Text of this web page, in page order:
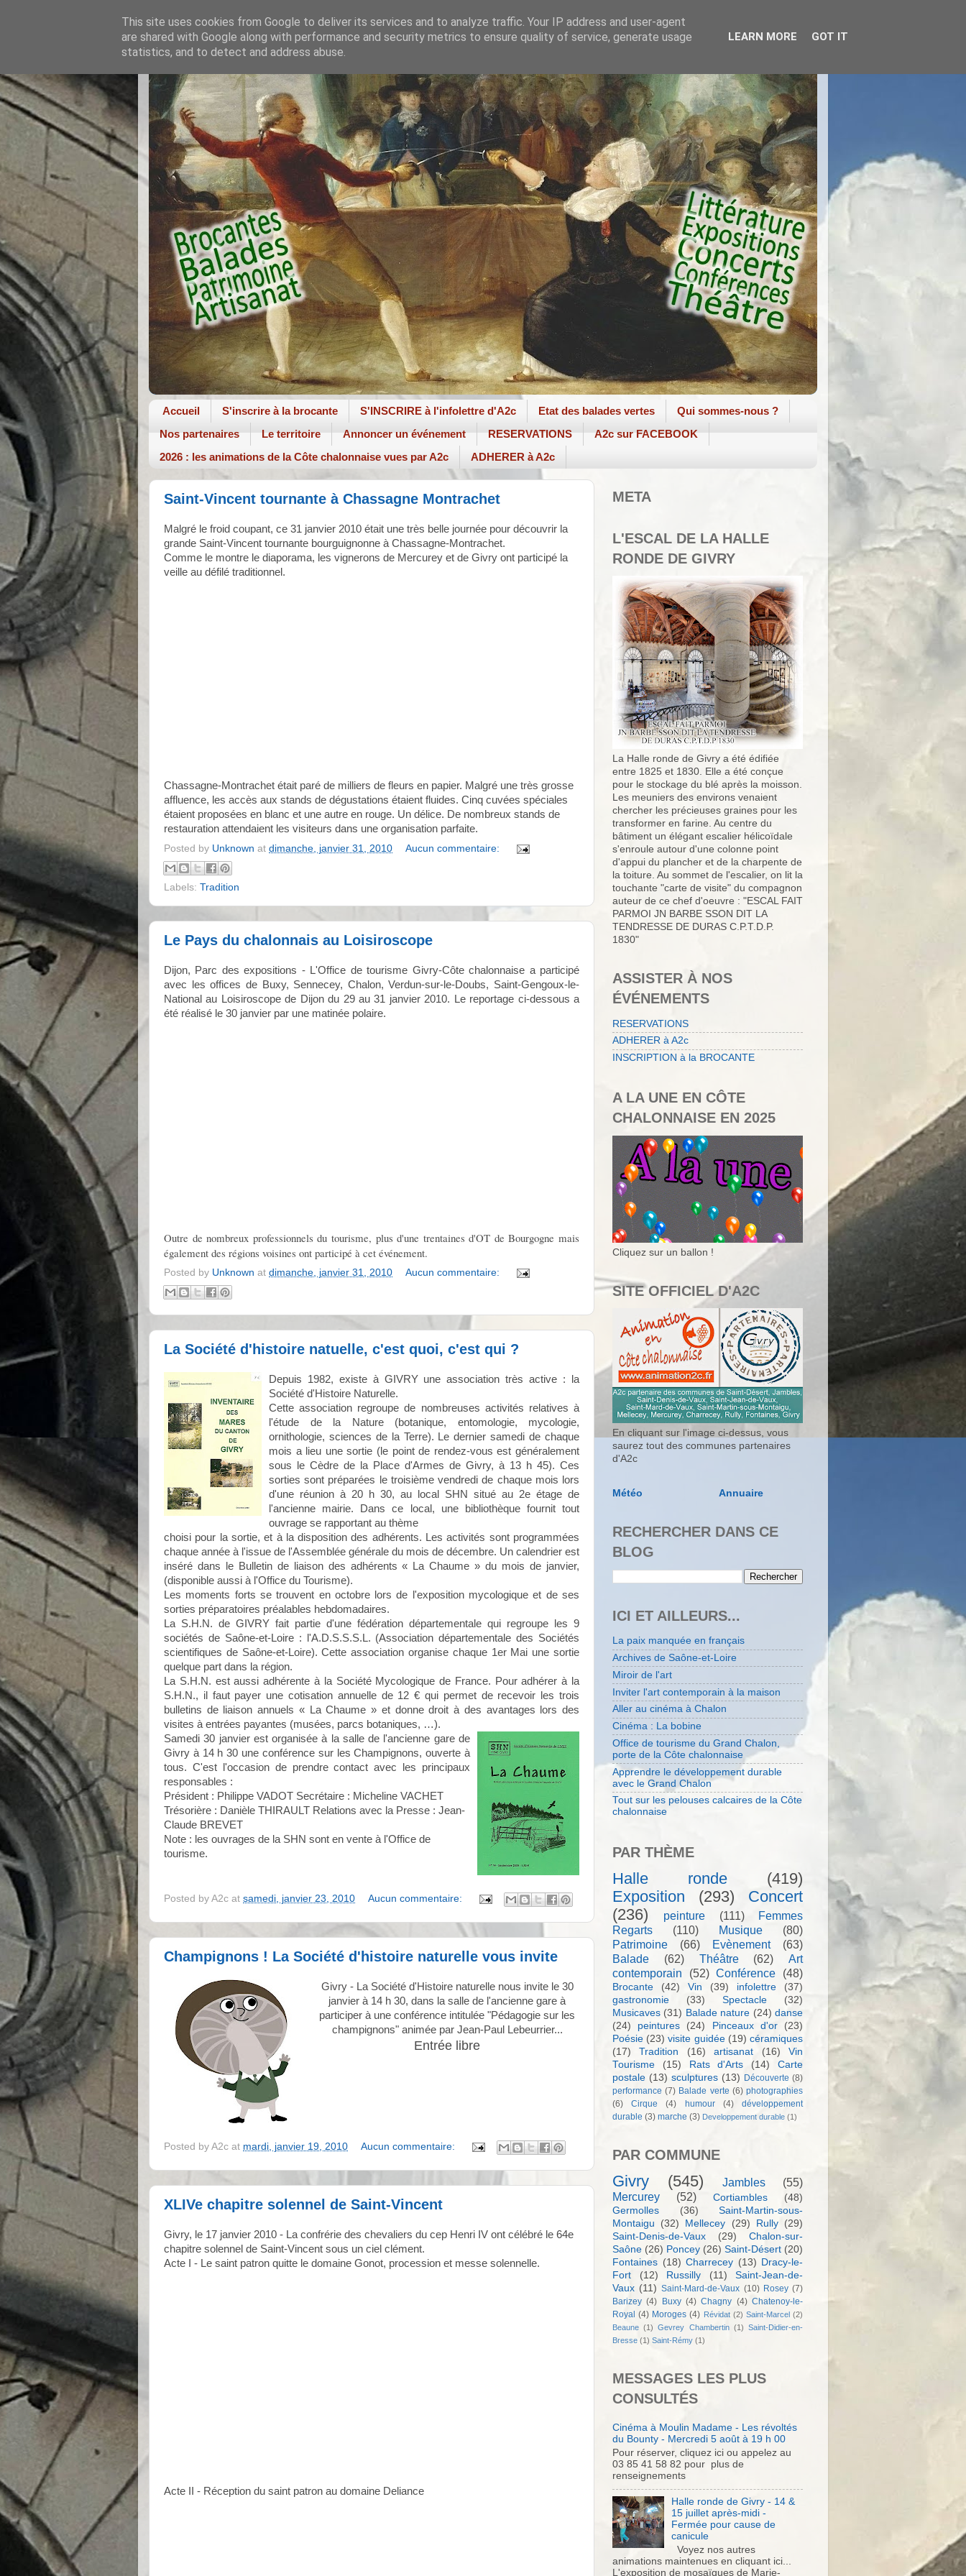
Accueil S'inscrire à la brocante S'INSCRIRE à l'infolettre d'A2c Etat des balades vertes
Qui sommes-nous ?
Nos partenaires
Le territoire Annoncer un événement RESERVATIONS
A2c sur FACEBOOK
2026 : les animations de la Côte chalonnaise vues par A2c
ADHERER à A2c
Saint-Vincent tournante à Chassagne Montrachet
Malgré le froid coupant, ce 31 janvier 2010 était une très belle journée pour découvrir la
grande Saint-Vincent tournante bourguignonne à Chassagne-Montrachet.
Comme le montre le diaporama, les vignerons de Mercurey et de Givry ont participé la
veille au défilé traditionnel.
Chassagne-Montrachet était paré de milliers de fleurs en papier. Malgré une très grosse
affluence, les accès aux stands de dégustations étaient fluides. Cinq cuvées spéciales
étaient proposées en blanc et une autre en rouge. Un délice. De nombreux stands de
restauration attendaient les visiteurs dans une organisation parfaite.
Posted by Unknown at dimanche, janvier 31, 2010 Aucun commentaire:
Labels: Tradition
Le Pays du chalonnais au Loisiroscope
Dijon, Parc des expositions - L'Office de tourisme Givry-Côte chalonnaise a participé
avec les offices de Buxy, Sennecey, Chalon, Verdun-sur-le-Doubs, Saint-Gengoux-le-
National au Loisiroscope de Dijon du 29 au 31 janvier 2010. Le reportage ci-dessous a
été réalisé le 30 janvier par une matinée polaire.
Outre de nombreux professionnels du tourisme, plus d'une trentaines d'OT de Bourgogne mais
également des régions voisines ont participé à cet événement.
Posted by Unknown at dimanche, janvier 31, 2010 Aucun commentaire:
La Société d'histoire natuelle, c'est quoi, c'est qui ?
Depuis 1982, existe à GIVRY une association très active : la
Société d'Histoire Naturelle.
Cette association regroupe de nombreuses activités relatives à
l'étude de la Nature (botanique, entomologie, mycologie,
ornithologie, sciences de la Terre). Le dernier samedi de chaque
mois a lieu une sortie (le point de rendez-vous est généralement
sous le Cèdre de la Place d'Armes de Givry, à 13 h 45). Ces
sorties sont préparées le troisième vendredi de chaque mois lors
d'une réunion à 20 h 30, au local SHN situé au 2e étage de
l'ancienne mairie. Dans ce local, une bibliothèque fournit tout
ouvrage se rapportant au thème
choisi pour la sortie, et à la disposition des adhérents. Les activités sont programmées
chaque année à l'issue de l'Assemblée générale du mois de décembre. Un calendrier est
inséré dans le Bulletin de liaison des adhérents « La Chaume » du mois de janvier,
(disponible aussi à l'Office du Tourisme).
Les moments forts se trouvent en octobre lors de l'exposition mycologique et de ses
sorties préparatoires préalables hebdomadaires.
La S.H.N. de GIVRY fait partie d'une fédération départementale qui regroupe les 9
sociétés de Saône-et-Loire : l'A.D.S.S.S.L. (Association départementale des Sociétés
scientifiques de Saône-et-Loire). Cette association organise chaque 1er Mai une sortie
quelque part dans la région.
La S.H.N. est aussi adhérente à la Société Mycologique de France. Pour adhérer à la
S.H.N., il faut payer une cotisation annuelle de 12 € qui permet de recevoir les trois
bulletins de liaison annuels « La Chaume » et donne droit à des avantages lors des
visites à entrées payantes (musées, parcs botaniques, …).
Samedi 30 janvier est organisée à la salle de l'ancienne gare de
Givry à 14 h 30 une conférence sur les Champignons, ouverte à
tous. C'est l'occasion de prendre contact avec les principaux
responsables :
Président : Philippe VADOT Secrétaire : Micheline VACHET
Trésorière : Danièle THIRAULT Relations avec la Presse : Jean-
Claude BREVET
Note : les ouvrages de la SHN sont en vente à l'Office de
tourisme.
Posted by A2c at samedi, janvier 23, 2010 Aucun commentaire:
Champignons ! La Société d'histoire naturelle vous invite
Givry - La Société d'Histoire naturelle nous invite le 30
janvier à 14 h 30, dans la salle de l'ancienne gare à
participer à une conférence intitulée "Pédagogie sur les
champignons" animée par Jean-Paul Lebeurrier...
Entrée libre
Posted by A2c at mardi, janvier 19, 2010 Aucun commentaire:
XLIVe chapitre solennel de Saint-Vincent
Givry, le 17 janvier 2010 - La confrérie des chevaliers du cep Henri IV ont célébré le 64e
chapitre solennel de Saint-Vincent sous un ciel clément.
Acte I - Le saint patron quitte le domaine Gonot, procession et messe solennelle.
Acte II - Réception du saint patron au domaine Deliance
META
L'ESCAL DE LA HALLE
RONDE DE GIVRY
La Halle ronde de Givry a été édifiée
entre 1825 et 1830. Elle a été conçue
pour le stockage du blé après la moisson.
Les meuniers des environs venaient
chercher les précieuses graines pour les
transformer en farine. Au centre du
bâtiment un élégant escalier hélicoïdale
s'enroule autour d'une colonne point
d'appui du plancher et de la charpente de
la toiture. Au sommet de l'escalier, on lit la
touchante "carte de visite" du compagnon
auteur de ce chef d'oeuvre : "ESCAL FAIT
PARMOI JN BARBE SSON DIT LA
TENDRESSE DE DURAS C.P.T.D.P.
1830"
ASSISTER À NOS
ÉVÉNEMENTS
RESERVATIONS
ADHERER à A2c
INSCRIPTION à la BROCANTE
A LA UNE EN CÔTE
CHALONNAISE EN 2025
Cliquez sur un ballon !
SITE OFFICIEL D'A2C
En cliquant sur l'image ci-dessus, vous
saurez tout des communes partenaires
d'A2c
Météo Annuaire
RECHERCHER DANS CE
BLOG
ICI ET AILLEURS...
La paix manquée en français
Archives de Saône-et-Loire
Miroir de l'art
Inviter l'art contemporain à la maison
Aller au cinéma à Chalon
Cinéma : La bobine
Office de tourisme du Grand Chalon,
porte de la Côte chalonnaise
Apprendre le développement durable
avec le Grand Chalon
Tout sur les pelouses calcaires de la Côte
chalonnaise
PAR THÈME
Halle ronde
(419)
Exposition
(293)
Concert
(236)
peinture (111)
Femmes
Regarts
(110) Musique
(80)
Patrimoine
(66) Evènement
(63)
Balade
(62) Théâtre (62)
Art
contemporain
(52) Conférence (48)
Brocante (42) Vin (39) infolettre
(37)
gastronomie
(33) Spectacle
(32)
Musicaves (31) Balade nature (24) danse
(24)
peintures (24) Pinceaux d'or
(23)
Poésie (23) visite guidée (19) céramiques
(17)
Tradition (16) artisanat (16)
Vin
Tourisme
(15) Rats d'Arts (14)
Carte
postale (13) sculptures (13) Découverte (8)
performance (7) Balade verte (6) photographies
(6)
Cirque (4) humour (4)
développement
durable (3) marche (3) Developpement durable (1)
PAR COMMUNE
Givry (545) Jambles
(55)
Mercurey
(52) Cortiambles
(48)
Germolles
(36)
Saint-Martin-sous-
Montaigu
(32) Mellecey (29) Rully
(29)
Saint-Denis-de-Vaux
(29)
Chalon-sur-
Saône (26) Poncey (26) Saint-Désert (20)
Fontaines (18) Charrecey (13) Dracy-le-
Fort
(12) Russilly (11)
Saint-Jean-de-
Vaux (11) Saint-Mard-de-Vaux (10) Rosey (7)
Barizey (4) Buxy (4) Chagny (4) Chatenoy-le-
Royal (4) Moroges (4) Révidat (2) Saint-Marcel (2)
Beaune (1) Gevrey Chambertin (1) Saint-Didier-en-
Bresse (1) Saint-Rémy (1)
MESSAGES LES PLUS
CONSULTÉS
Cinéma à Moulin Madame - Les révoltés
du Bounty - Mercredi 5 août à 19 h 00
Pour réserver, cliquez ici ou appelez au
03 85 41 58 82 pour plus de
renseignements
Halle ronde de Givry - 14 &
15 juillet après-midi -
Fermée pour cause de
canicule
Voyez nos autres
animations maintenues en cliquant ici...
L'exposition de mosaïques de Marie-
This site uses cookies from Google to deliver its services and to analyze traffic. Your IP address and user-agent
are shared with Google along with performance and security metrics to ensure quality of service, generate usage
statistics, and to detect and address abuse.
LEARN MORE GOT IT